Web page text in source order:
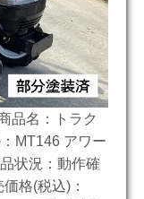
品名：トラク
MT146 アワー
状況：動作確
格(税込)：